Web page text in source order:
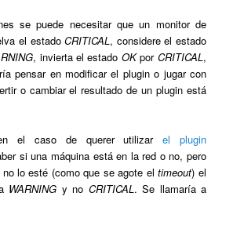
se puede necesitar que un monitor de
el estadoCRITICAL , considere el estado
, invierta el estado OKpor CRITICAL ,
pensar en modificar el plugin o jugar con
o cambiar el resultado de un plugin está
el caso de querer utilizarel plugin
si una máquina está en la red o no, pero
lo esté (como que se agote eltimeout) el
WARNING y no CRITICAL . Se llamaría a